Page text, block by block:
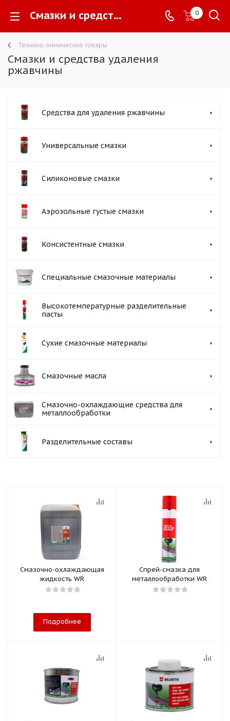
Смазки и средства удаления ржавчины - 0
Технико-химические товары
Смазки и средства удаления
ржавчины
Средства для удаления ржавчины
Универсальные смазки
Силиконовые смазки
Аэрозольные густые смазки
Консистентные смазки
Специальные смазочные материалы
Высокотемпературные разделительные
пасты
Сухие смазочные материалы
Смазочные масла
Смазочно-охлаждающие средства для
металлообработки
Разделительные составы
Смазочно-охлаждающая
жидкость WR
Подробнее
Спрей-смазка для
металлообработки WR